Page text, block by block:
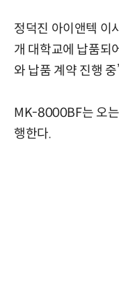
정덕진 아이앤텍 이
개 대학교에 납품되
와 납품 계약 진행
MK-8000BF는 오
행한다.